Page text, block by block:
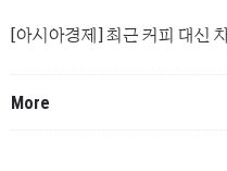
[아시아경제] 최근 커피 대신
More